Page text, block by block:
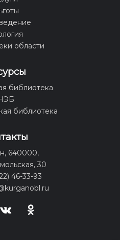
области
библиотека
библиотека
640000,
30
46-33-93